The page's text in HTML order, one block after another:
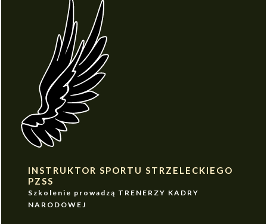
INSTRUKTOR SPORTU STRZELECKIEGO
PZSS
Szkolenie prowadzą TRENERZY KADRY
NARODOWEJ